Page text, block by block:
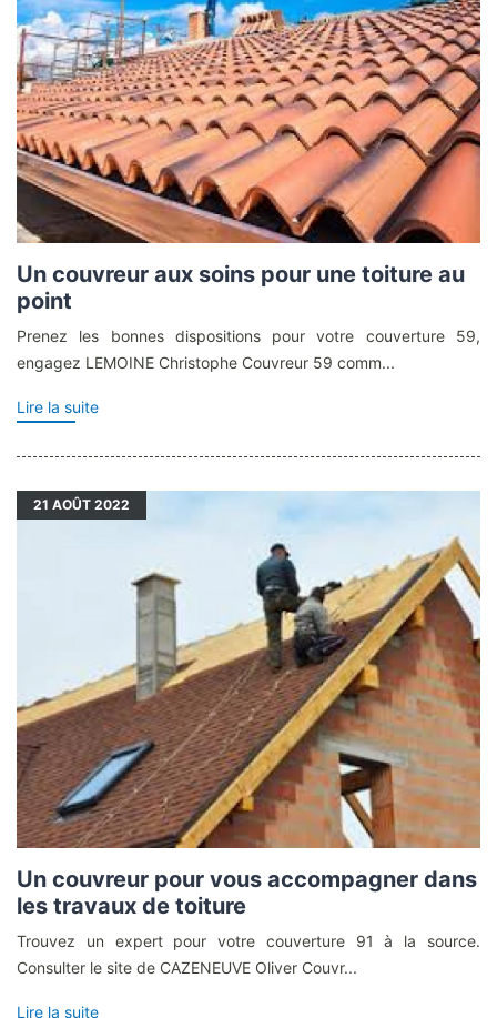
Un couvreur aux soins pour une toiture au
point
Prenez les bonnes dispositions pour votre couverture 59,
engagez LEMOINE Christophe Couvreur 59 comm...
Lire la suite
21 AOÛT 2022
Un couvreur pour vous accompagner dans
les travaux de toiture
Trouvez un expert pour votre couverture 91 à la source.
Consulter le site de CAZENEUVE Oliver Couvr...
Lire la suite